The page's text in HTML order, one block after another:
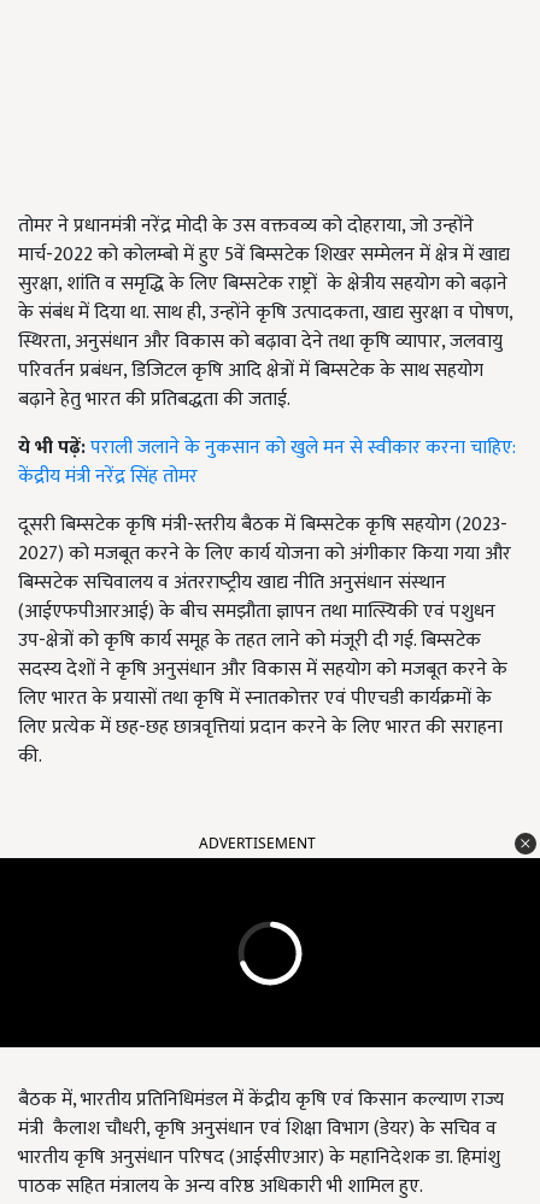
तोमर ने प्रधानमंत्री नरेंद्र मोदी के उस वक्तवव्य को दोहराया,जो उन्होंने
मार्च-2022 को कोलम्बो में हुए 5वें बिम्सटेक शिखर सम्मेलन में क्षेत्र में खाद्य
सुरक्षा,शांति व समृद्धि‍ के लिए बिम्सटेक राष्ट्रों के क्षेत्रीय सहयोग को बढ़ाने
के संबंध में दिया था. साथ ही,उन्होंने कृषि उत्पादकता,खाद्य सुरक्षा व पोषण,
स्थिरता,अनुसंधान और विकास को बढ़ावा देने तथा कृषि व्यापार,जलवायु
परिवर्तन प्रबंधन,डिजिटल कृषि आदि क्षेत्रों में बिम्सटेक के साथ सहयोग
बढ़ाने हेतु भारत की प्रतिबद्धता की जताई.
ये भी पढ़ें:पराली जलाने के नुकसान को खुले मन से स्वीकार करना चाहिए:
केंद्रीय मंत्री नरेंद्र सिंह तोमर
दूसरी बिम्सटेक कृषि मंत्री-स्तरीय बैठक में बिम्सटेक कृषि सहयोग (2023-
2027) को मजबूत करने के लिए कार्य योजना को अंगीकार किया गया और
बिम्सटेक सचिवालय व अंतरराष्‍ट्रीय खाद्य नीति अनुसंधान संस्‍थान
(आईएफपीआरआई)के बीच समझौता ज्ञापन तथा मा‍त्स्यि‍की एवं पशुधन
उप-क्षेत्रों को कृषि कार्य समूह के तहत लाने को मंजूरी दी गई. बिम्सटेक
सदस्य देशों ने कृषि अनुसंधान और विकास में सहयोग को मजबूत करने के
लिए भारत के प्रयासों तथा कृषि में स्नातकोत्तर एवं पीएचडी कार्यक्रमों के
लिए प्रत्येक में छह-छह छात्रवृत्तियां प्रदान करने के लिए भारत की सराहना
की.
ADVERTISEMENT
बैठक में,भारतीय प्रतिनिधिमंडल में केंद्रीय कृषि एवं किसान कल्याण राज्य
मंत्री कैलाश चौधरी,कृषि‍ अनुसंधान एवं शि‍क्षा विभाग (डेयर) के सचिव व
भारतीय कृषि अनुसंधान परिषद (आईसीएआर) के महानिदेशक डा. हिमांशु
पाठक सहित मंत्रालय के अन्य वरिष्ठ अधिकारी भी शामिल हुए.